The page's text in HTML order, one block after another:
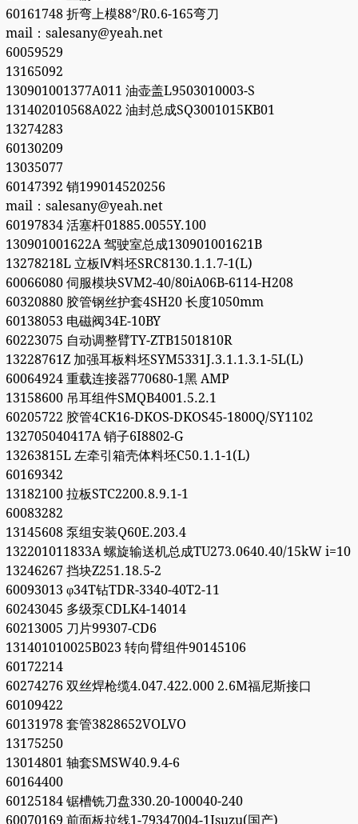
60161748 折弯上模88°/R0.6-165弯刀
mail：salesany@yeah.net
60059529
13165092
130901001377A011 油壶盖L9503010003-S
131402010568A022 油封总成SQ3001015KB01
13274283
60130209
13035077
60147392 销199014520256
mail：salesany@yeah.net
60197834 活塞杆01885.0055Y.100
130901001622A 驾驶室总成130901001621B
13278218L 立板Ⅳ料坯SRC8130.1.1.7-1(L)
60066080 伺服模块SVM2-40/80iA06B-6114-H208
60320880 胶管钢丝护套4SH20 长度1050mm
60138053 电磁阀34E-10BY
60223075 自动调整臂TY-ZTB1501810R
13228761Z 加强耳板料坯SYM5331J.3.1.1.3.1-5L(L)
60064924 重载连接器770680-1黑 AMP
13158600 吊耳组件SMQB4001.5.2.1
60205722 胶管4CK16-DKOS-DKOS45-1800Q/SY1102
132705040417A 销子6I8802-G
13263815L 左牵引箱壳体料坯C50.1.1-1(L)
60169342
13182100 拉板STC2200.8.9.1-1
60083282
13145608 泵组安装Q60E.203.4
132201011833A 螺旋输送机总成TU273.0640.40/15kW i=10
13246267 挡块Z251.18.5-2
60093013 φ34T钻TDR-3340-40T2-11
60243045 多级泵CDLK4-14014
60213005 刀片99307-CD6
131401010025B023 转向臂组件90145106
60172214
60274276 双丝焊枪缆4.047.422.000 2.6M福尼斯接口
60109422
60131978 套管3828652VOLVO
13175250
13014801 轴套SMSW40.9.4-6
60164400
60125184 锯槽铣刀盘330.20-100040-240
60070169 前面板拉线1-79347004-1Isuzu(国产)